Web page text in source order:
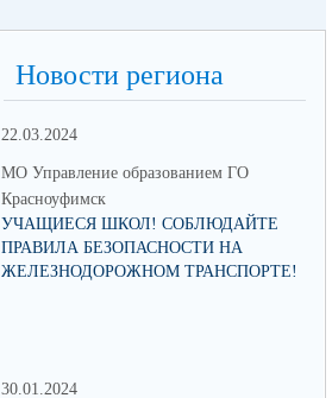
Новости региона
22.03.2024
МО Управление образованием ГО
Красноуфимск
УЧАЩИЕСЯ ШКОЛ! СОБЛЮДАЙТЕ
ПРАВИЛА БЕЗОПАСНОСТИ НА
ЖЕЛЕЗНОДОРОЖНОМ ТРАНСПОРТЕ!
30.01.2024